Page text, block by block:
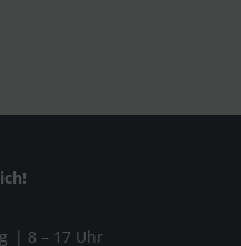
| 8 – 17 Uhr